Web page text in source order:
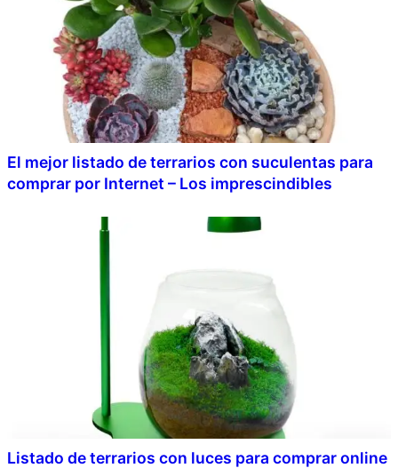
El mejor listado de terrarios con suculentas para
comprar por Internet – Los imprescindibles
Listado de terrarios con luces para comprar online